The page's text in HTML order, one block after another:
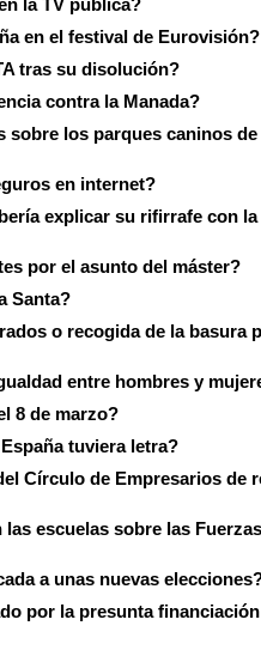
la TV pública?
en el festival de Eurovisión?
tras su disolución?
contra la Manada?
sobre los parques caninos de
en internet?
explicar su rifirrafe con la
por el asunto del máster?
Santa?
o recogida de la basura
entre hombres y
8 de marzo?
tuviera letra?
Círculo de Empresarios de
escuelas sobre las
a unas nuevas
por la presunta